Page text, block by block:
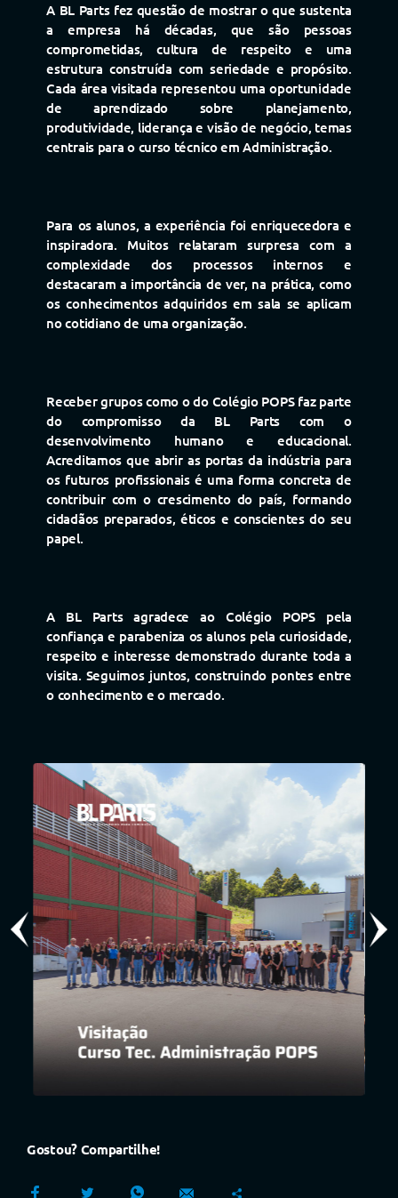
A BL Parts fez questão de mostrar o que sustenta
a empresa há décadas, que são pessoas
comprometidas, cultura de respeito e uma
estrutura construída com seriedade e propósito.
Cada área visitada representou uma oportunidade
de aprendizado sobre planejamento,
produtividade, liderança e visão de negócio, temas
centrais para o curso técnico em Administração.
Para os alunos, a experiência foi enriquecedora e
inspiradora. Muitos relataram surpresa com a
complexidade dos processos internos e
destacaram a importância de ver, na prática, como
os conhecimentos adquiridos em sala se aplicam
no cotidiano de uma organização.
Receber grupos como o do Colégio POPS faz parte
do compromisso da BL Parts com o
desenvolvimento humano e educacional.
Acreditamos que abrir as portas da indústria para
os futuros profissionais é uma forma concreta de
contribuir com o crescimento do país, formando
cidadãos preparados, éticos e conscientes do seu
papel.
A BL Parts agradece ao Colégio POPS pela
confiança e parabeniza os alunos pela curiosidade,
respeito e interesse demonstrado durante toda a
visita. Seguimos juntos, construindo pontes entre
o conhecimento e o mercado.
Gostou? Compartilhe!